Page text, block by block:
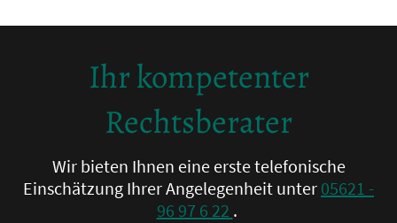
Ihr kompetenter
Rechtsberater
Wir bieten Ihnen eine erste telefonische
Einschätzung Ihrer Angelegenheit unter 05621 -
96 97 6 22 .